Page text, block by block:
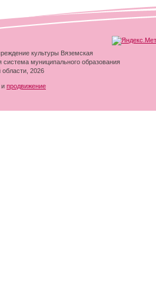
культуры Вяземская
система муниципального образования
2026
и продвижение